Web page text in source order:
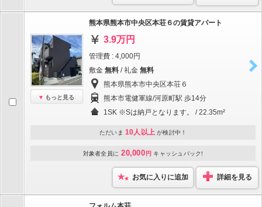
もっと見る
熊本県熊本市中央区本荘６の賃貸アパート
3.9万円
管理費 : 4,000円
敷金 無料 / 礼金 無料
熊本県熊本市中央区本荘６
熊本市電健軍線/河原町駅 歩14分
1SK ※Sは納戸となります。 / 22.35m²
ただいま 10人以上 が検討中！
対象者全員に 20,000 円 キャッシュバック!
お気に入りに追加 詳細を見る